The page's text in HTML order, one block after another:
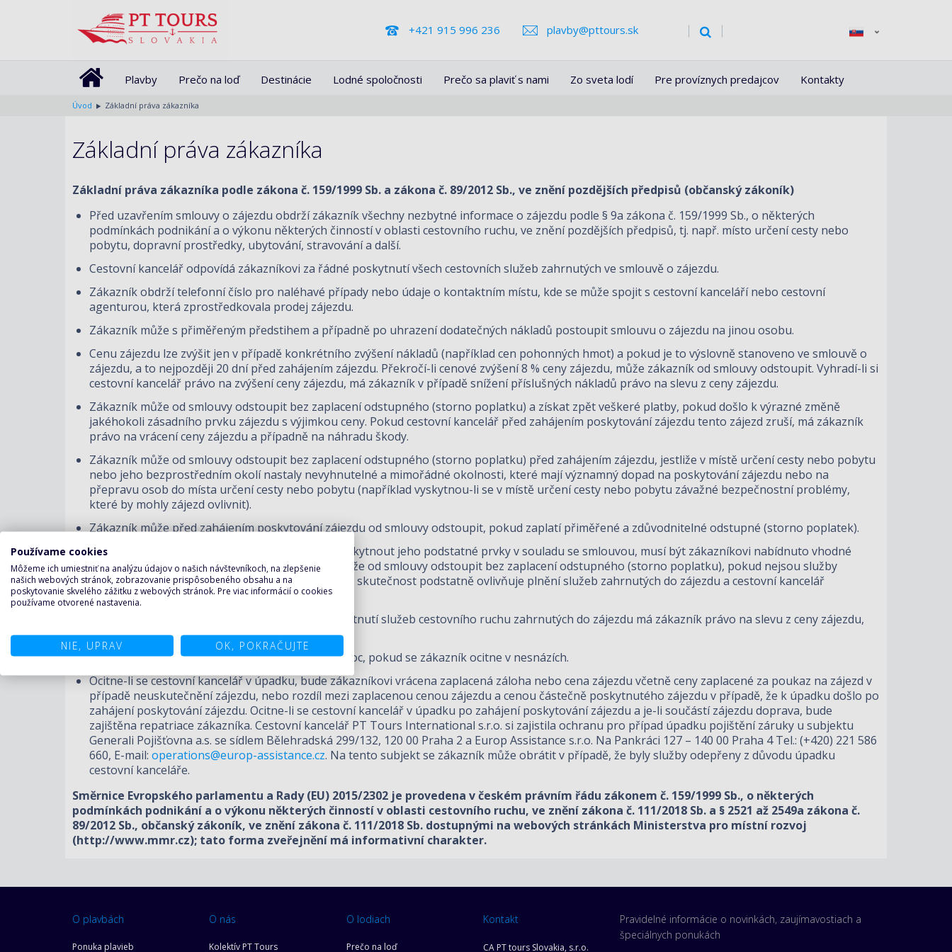
+421 915 996 236 plavby@pttours.sk
Plavby Prečo na loď Destinácie Lodné spoločnosti Prečo sa plaviť s nami Zo sveta lodí Pre províznych predajcov Kontakty
Úvod Základní práva zákazníka
Základní práva zákazníka
Základní práva zákazníka podle zákona č. 159/1999 Sb. a zákona č. 89/2012 Sb., ve znění pozdějších předpisů (občanský zákoník)
Před uzavřením smlouvy o zájezdu obdrží zákazník všechny nezbytné informace o zájezdu podle § 9a zákona č. 159/1999 Sb., o některých
podmínkách podnikání a o výkonu některých činností v oblasti cestovního ruchu, ve znění pozdějších předpisů, tj. např. místo určení cesty nebo
pobytu, dopravní prostředky, ubytování, stravování a další.
Cestovní kancelář odpovídá zákazníkovi za řádné poskytnutí všech cestovních služeb zahrnutých ve smlouvě o zájezdu.
Zákazník obdrží telefonní číslo pro naléhavé případy nebo údaje o kontaktním místu, kde se může spojit s cestovní kanceláří nebo cestovní
agenturou, která zprostředkovala prodej zájezdu.
Zákazník může s přiměřeným předstihem a případně po uhrazení dodatečných nákladů postoupit smlouvu o zájezdu na jinou osobu.
Cenu zájezdu lze zvýšit jen v případě konkrétního zvýšení nákladů (například cen pohonných hmot) a pokud je to výslovně stanoveno ve smlouvě o
zájezdu, a to nejpozději 20 dní před zahájením zájezdu. Překročí-li cenové zvýšení 8 % ceny zájezdu, může zákazník od smlouvy odstoupit. Vyhradí-li si
cestovní kancelář právo na zvýšení ceny zájezdu, má zákazník v případě snížení příslušných nákladů právo na slevu z ceny zájezdu.
Zákazník může od smlouvy odstoupit bez zaplacení odstupného (storno poplatku) a získat zpět veškeré platby, pokud došlo k výrazné změně
jakéhokoli zásadního prvku zájezdu s výjimkou ceny. Pokud cestovní kancelář před zahájením poskytování zájezdu tento zájezd zruší, má zákazník
právo na vrácení ceny zájezdu a případně na náhradu škody.
Zákazník může od smlouvy odstoupit bez zaplacení odstupného (storno poplatku) před zahájením zájezdu, jestliže v místě určení cesty nebo pobytu
nebo jeho bezprostředním okolí nastaly nevyhnutelné a mimořádné okolnosti, které mají významný dopad na poskytování zájezdu nebo na
přepravu osob do místa určení cesty nebo pobytu (například vyskytnou-li se v místě určení cesty nebo pobytu závažné bezpečnostní problémy,
které by mohly zájezd ovlivnit).
Zákazník může před zahájením poskytování zájezdu od smlouvy odstoupit, pokud zaplatí přiměřené a zdůvodnitelné odstupné (storno poplatek).
Pokud nelze po zahájení poskytování zájezdu poskytnout jeho podstatné prvky v souladu se smlouvou, musí být zákazníkovi nabídnuto vhodné
náhradní řešení bez dalších nákladů. Zákazník může od smlouvy odstoupit bez zaplacení odstupného (storno poplatku), pokud nejsou služby
poskytovány v souladu se smlouvou, přičemž tato skutečnost podstatně ovlivňuje plnění služeb zahrnutých do zájezdu a cestovní kancelář
neposkytla vhodné náhradní řešení.
V případě neposkytnutí nebo nesprávného poskytnutí služeb cestovního ruchu zahrnutých do zájezdu má zákazník právo na slevu z ceny zájezdu,
náhradu škody nebo obojí.
Cestovní kancelář má povinnost poskytnout pomoc, pokud se zákazník ocitne v nesnázích.
Ocitne-li se cestovní kancelář v úpadku, bude zákazníkovi vrácena zaplacená záloha nebo cena zájezdu včetně ceny zaplacené za poukaz na zájezd v
případě neuskutečnění zájezdu, nebo rozdíl mezi zaplacenou cenou zájezdu a cenou částečně poskytnutého zájezdu v případě, že k úpadku došlo po
zahájení poskytování zájezdu. Ocitne-li se cestovní kancelář v úpadku po zahájení poskytování zájezdu a je-li součástí zájezdu doprava, bude
zajištěna repatriace zákazníka. Cestovní kancelář PT Tours International s.r.o. si zajistila ochranu pro případ úpadku pojištění záruky u subjektu
Generali Pojišťovna a.s. se sídlem Bělehradská 299/132, 120 00 Praha 2 a Europ Assistance s.r.o. Na Pankráci 127 – 140 00 Praha 4 Tel.: (+420) 221 586
660, E-mail: operations@europ-assistance.cz. Na tento subjekt se zákazník může obrátit v případě, že byly služby odepřeny z důvodu úpadku
cestovní kanceláře.
Směrnice Evropského parlamentu a Rady (EU) 2015/2302 je provedena v českém právním řádu zákonem č. 159/1999 Sb., o některých
podmínkách podnikání a o výkonu některých činností v oblasti cestovního ruchu, ve znění zákona č. 111/2018 Sb. a § 2521 až 2549a zákona č.
89/2012 Sb., občanský zákoník, ve znění zákona č. 111/2018 Sb. dostupnými na webových stránkách Ministerstva pro místní rozvoj
(http://www.mmr.cz); tato forma zveřejnění má informativní charakter.
O plavbách
Ponuka plavieb
O nás
Kolektív PT Tours
O lodiach
Prečo na loď
Kontakt
CA PT tours Slovakia, s.r.o.
Pravidelné informácie o novinkách, zaujímavostiach a
špeciálnych ponukách
Používame cookies
Môžeme ich umiestniť na analýzu údajov o našich návštevníkoch, na zlepšenie
našich webových stránok, zobrazovanie prispôsobeného obsahu a na
poskytovanie skvelého zážitku z webových stránok. Pre viac informácií o cookies
používame otvorené nastavenia.
NIE, UPRAV OK, POKRAČUJTE